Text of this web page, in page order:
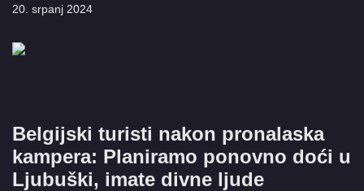
20. srpanj 2024
Belgijski turisti nakon pronalaska
kampera: Planiramo ponovno doći u
Ljubuški, imate divne ljude